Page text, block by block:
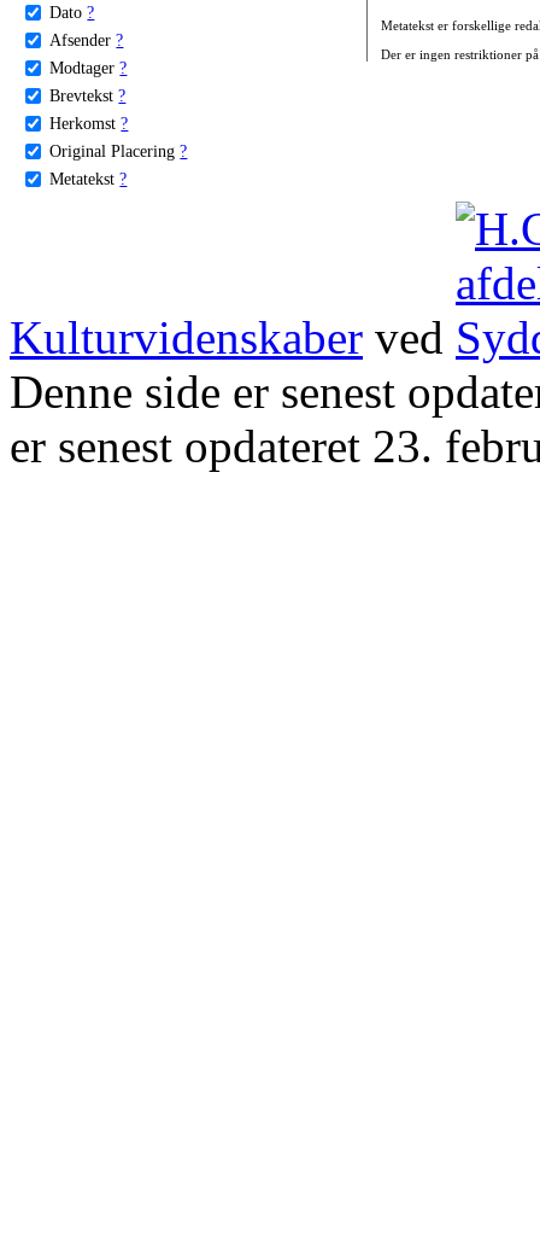
Dato ?
Afsender ?
Modtager ?
Brevtekst ?
Herkomst ?
Original Placering ?
Metatekst ?
Metatekst er forskellige
Der er ingen restriktioner
Kulturvidenskaber ved
Denne side er senest
er senest opdateret 23.